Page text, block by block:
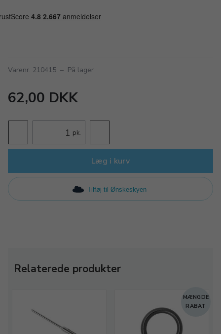
Varenr. 210415 – På lager
62,00 DKK
pk.
Læg i kurv
Tilføj til Ønskeskyen
Relaterede produkter
MÆNGDE
RABAT